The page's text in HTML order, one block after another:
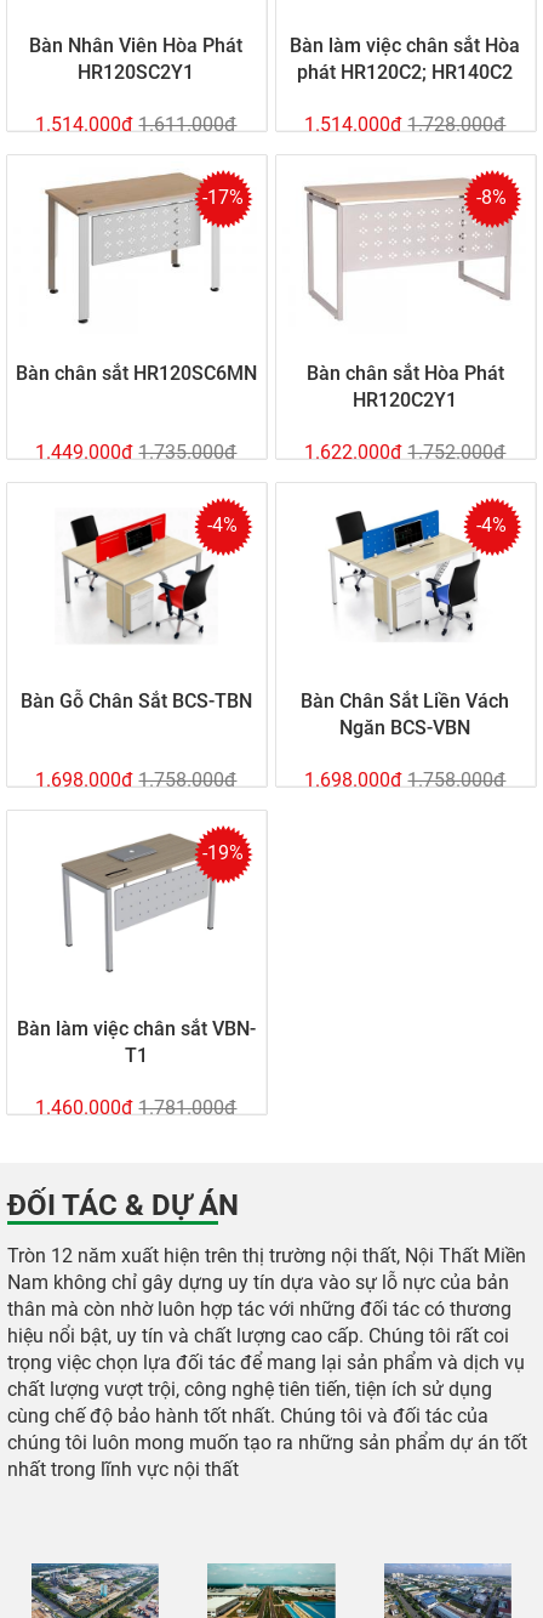
Bàn Nhân Viên Hòa Phát
HR120SC2Y1
1.514.000đ 1.611.000đ
Bàn làm việc chân sắt Hòa
phát HR120C2; HR140C2
1.514.000đ 1.728.000đ
-17%
Bàn chân sắt HR120SC6MN
1.449.000đ 1.735.000đ
-8%
Bàn chân sắt Hòa Phát
HR120C2Y1
1.622.000đ 1.752.000đ
-4%
Bàn Gỗ Chân Sắt BCS-TBN
1.698.000đ 1.758.000đ
-4%
Bàn Chân Sắt Liền Vách
Ngăn BCS-VBN
1.698.000đ 1.758.000đ
-19%
Bàn làm việc chân sắt VBN-
T1
1.460.000đ 1.781.000đ
ĐỐI TÁC & DỰ ÁN
Tròn 12 năm xuất hiện trên thị trường nội thất, Nội Thất Miền
Nam không chỉ gây dựng uy tín dựa vào sự lỗ nực của bản
thân mà còn nhờ luôn hợp tác với những đối tác có thương
hiệu nổi bật, uy tín và chất lượng cao cấp. Chúng tôi rất coi
trọng việc chọn lựa đối tác để mang lại sản phẩm và dịch vụ
chất lượng vượt trội, công nghệ tiên tiến, tiện ích sử dụng
cùng chế độ bảo hành tốt nhất. Chúng tôi và đối tác của
chúng tôi luôn mong muốn tạo ra những sản phẩm dự án tốt
nhất trong lĩnh vực nội thất